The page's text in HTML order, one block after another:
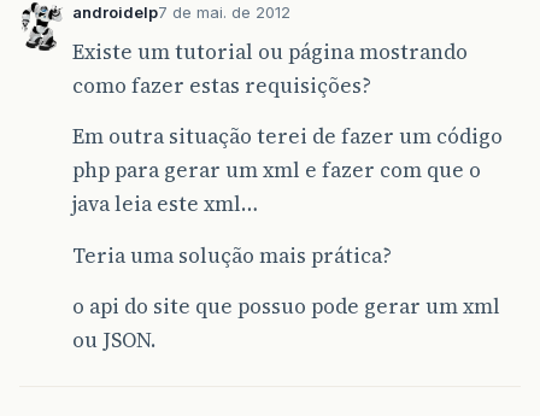
androidelp7 de mai. de 2012
Existe um tutorial ou página mostrando
como fazer estas requisições?
Em outra situação terei de fazer um código
php para gerar um xml e fazer com que o
java leia este xml…
Teria uma solução mais prática?
o api do site que possuo pode gerar um xml
ou JSON.